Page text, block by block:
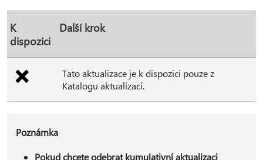
K
dispozici
Další krok
Tato aktualizace je k dispozici pouze z
Katalogu aktualizací.
Poznámka
Pokud chcete odebrat kumulativní aktualizaci